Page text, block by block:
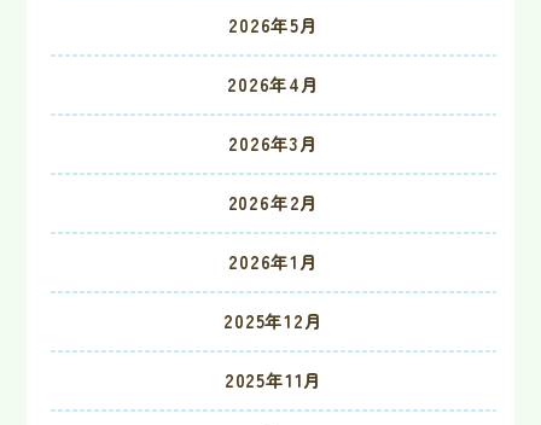
2026年5月
2026年4月
2026年3月
2026年2月
2026年1月
2025年12月
2025年11月